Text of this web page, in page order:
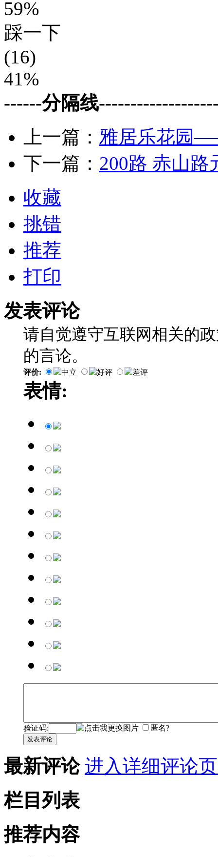
59%
踩一下
(16)
41%
------分隔线
上一篇： 雅居乐花园
下一篇： 200路 赤山
收藏
挑错
推荐
打印
发表评论
请自觉遵守互联网相关的
的言论。
评价: 中立 好评 差评
表情:
验证码: 匿名?
发表评论
最新评论 进入详细评论
栏目列表
推荐内容